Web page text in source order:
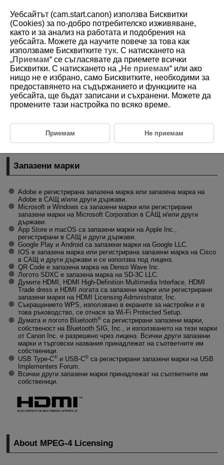
D375-227
Запазени марки и лицензи
Запазени марки
AboutMPEG-4Licensing
Аксесоари
Регламенти
Запазени марки
Adobe е регистрирана запазена марка или запазена марка на
Adobe в САЩ и/или други държави.
Microsoft и Windows са запазени марки или регистрирани
запазени марки на Microsoft Corporation в САЩ и/или други
държави.
App Store и macOS са запазени марки на Apple Inc.,
регистрирани в САЩ и други държави.
Google Play и Android са запазени марки на Google LLC.
IOS е запазена марка или регистрирана запазени марка на Cisco
в САЩ и други държави и се използва под лиценз.
QR Code е запазена марка на Denso Wave Inc.
Логото SDXC е запазена марка на SD-3C LLC.
Думите HDMI, HDMI
High-DefinitionMultimedia Interface, HDMI
Trade dress и HDMI логата са запазени марки или регистрирани
запазени марки на HDMI Licensing Administrator, Inc.
Съкращението WPS, използвано в екраните за настройки и в
това ръководство, се отнася за Wi-Fi Protected Setup.
Думата и логото Bluetooth®са регистрирани запазени марки,
собственост на Bluetooth SIG, Inc., и използването на тези марки
от Canon Inc. е разрешено чрез лиценз. Всички други запазени
марки и търговски названия принадлежат на съответните им
собственици.
USB Type-C®и USB-C®са регистрирани запазени марки на USB
Implementers Forum.
Всички други запазени марки принадлежат на съответните им
собственици.
About MPEG-4Licensing
Уебсайтът (cam.start.canon) използва Бисквитки
(Cookies) за по-добро потребителско изживяване,
както и за анализ на работата и подобрения на
уебсайта. Можете да научите повече за това как
използваме Бисквитките тук. С натискането на
„Приемам“ се съгласявате да приемете всички
Бисквитки. С натискането на „Не приемам“ или ако
нищо не е избрано, само Бисквитките, необходими за
предоставянето на съдържанието и функциите на
уебсайта, ще бъдат записани и съхранени. Можете да
промените тази настройка по всяко време.
Приемам Не приемам